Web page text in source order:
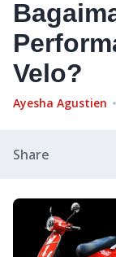
Velo?
Ayesha Agustien
Share